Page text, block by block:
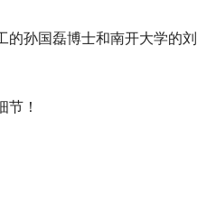
的孙国磊博士和南开大学的刘
节！